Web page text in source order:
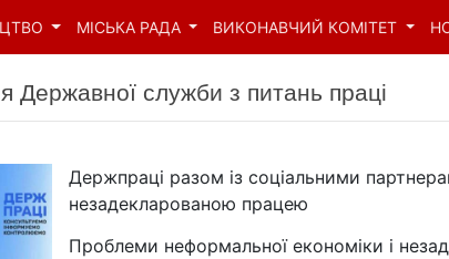
МІСЬКА РАДА ВИКОНАВЧИЙ КОМІТЕТ
Державної служби з питань праці
Держпраці разом із соціальними
незадекларованою працею
Проблеми неформальної економіки і